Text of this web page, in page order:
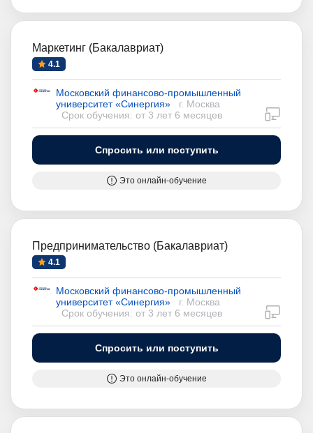
Маркетинг (Бакалавриат)
4.1
Московский финансово-промышленный
университет «Синергия»
г. Москва
Срок обучения: от 3 лет 6 месяцев
Спросить или поступить
Это онлайн-обучение
Предпринимательство (Бакалавриат)
4.1
Московский финансово-промышленный
университет «Синергия»
г. Москва
Срок обучения: от 3 лет 6 месяцев
Спросить или поступить
Это онлайн-обучение